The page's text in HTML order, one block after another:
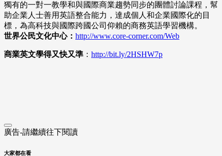
獨有的一對一教學和與國際商業趨勢同步的團體討論課程，幫
助企業人士善用英語整合能力，達成個人和企業國際化的目
標，為高科技與國際跨國公司仰賴的商務英語學習機構。
世界公民文化中心： http://www.core-corner.com/Web
商業英文學得又快又準 ： http://bit.ly/2HSHW7p
廣告-請繼續往下閱讀
大家都在看